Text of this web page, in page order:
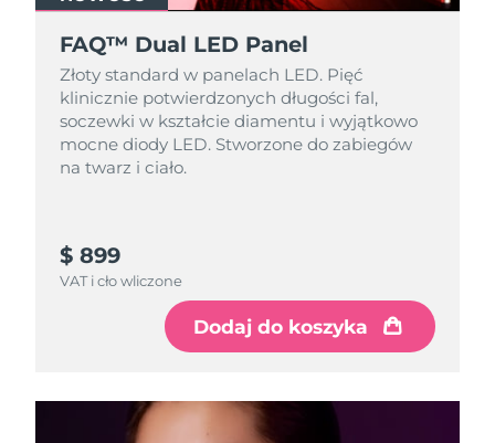
FAQ™ Dual LED Panel
Złoty standard w panelach LED. Pięć
klinicznie potwierdzonych długości fal,
soczewki w kształcie diamentu i wyjątkowo
mocne diody LED. Stworzone do zabiegów
na twarz i ciało.
$ 899
VAT i cło wliczone
Dodaj do koszyka